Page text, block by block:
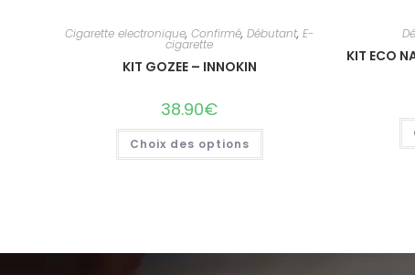
Cigarette electronique, Confirmé, Débutant, E-
cigarette
KIT GOZEE – INNOKIN
38.90€
Choix des options
KIT ECO